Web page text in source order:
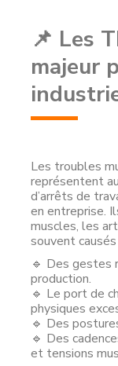
📌 Les
majeur
Les troubles
représentent
d’arrêts de
en entreprise.
muscles, les
souvent causés
🔹 Des gestes
production.
🔹 Le port de
physiques
🔹 Des
🔹 Des
et tensions